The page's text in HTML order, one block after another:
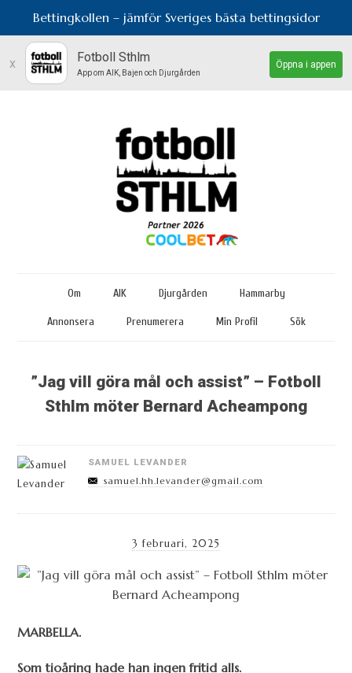
Bettingkollen – jämför Sveriges bästa bettingsidor
x Fotboll Sthlm
App om AIK, Bajen och Djurgården
Öppna i appen
Om AIK Djurgården Hammarby
Annonsera Prenumerera Min Profil Sök
”Jag vill göra mål och assist” – Fotboll
Sthlm möter Bernard Acheampong
SAMUEL LEVANDER
samuel.hh.levander@gmail.com
3 februari, 2025
MARBELLA.
Som tioåring hade han ingen fritid alls.